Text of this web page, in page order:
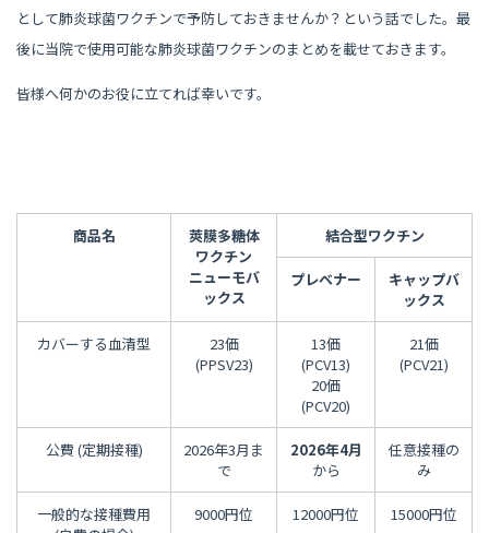
として肺炎球菌ワクチンで予防しておきませんか？という話でした。最
後に当院で使用可能な肺炎球菌ワクチンのまとめを載せておきます。
皆様へ何かのお役に立てれば幸いです。
商品名
莢膜多糖体
ワクチン
ニューモバ
ックス
結合型ワクチン
プレベナー
キャップバ
ックス
カバーする血清型
23価
(PPSV23)
13価
(PCV13)
20価
(PCV20)
21価
(PCV21)
公費 (定期接種)
2026年3月ま
で
2026年4月
から
任意接種の
み
一般的な接種費用
9000円位 12000円位 15000円位